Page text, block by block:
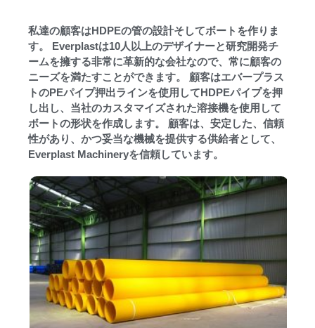
私達の顧客はHDPEの管の設計そしてボートを作りま
す。 Everplastは10人以上のデザイナーと研究開発チ
ームを擁する非常に革新的な会社なので、常に顧客の
ニーズを満たすことができます。 顧客はエバープラス
トのPEパイプ押出ラインを使用してHDPEパイプを押
し出し、当社のカスタマイズされた溶接機を使用して
ボートの形状を作成します。 顧客は、安定した、信頼
性があり、かつ妥当な機械を提供する供給者として、
Everplast Machineryを信頼しています。